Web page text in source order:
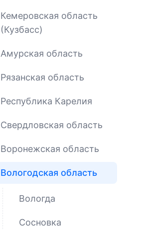
Кемеровская область
(Кузбасс)
Амурская область
Рязанская область
Республика Карелия
Свердловская область
Воронежская область
Вологодская область
Вологда
Сосновка